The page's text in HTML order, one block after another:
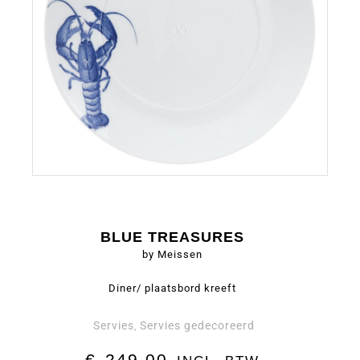
BLUE TREASURES
by Meissen
Diner/ plaatsbord kreeft
Servies Servies gedecoreerd